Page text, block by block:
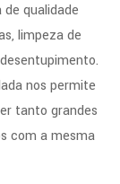
qualidade
limpeza de
nos permite
tanto grandes
com a mesma